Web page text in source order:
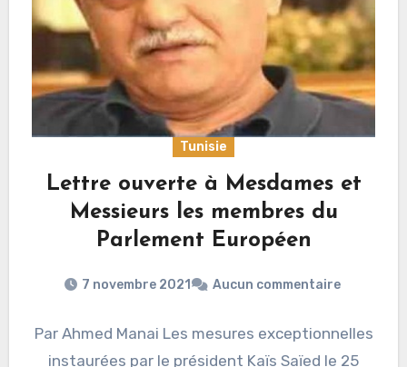
Tunisie
Lettre ouverte à Mesdames et
Messieurs les membres du
Parlement Européen
7 novembre 2021 Aucun commentaire
Par Ahmed Manai Les mesures exceptionnelles
instaurées par le président Kaïs Saïed le 25